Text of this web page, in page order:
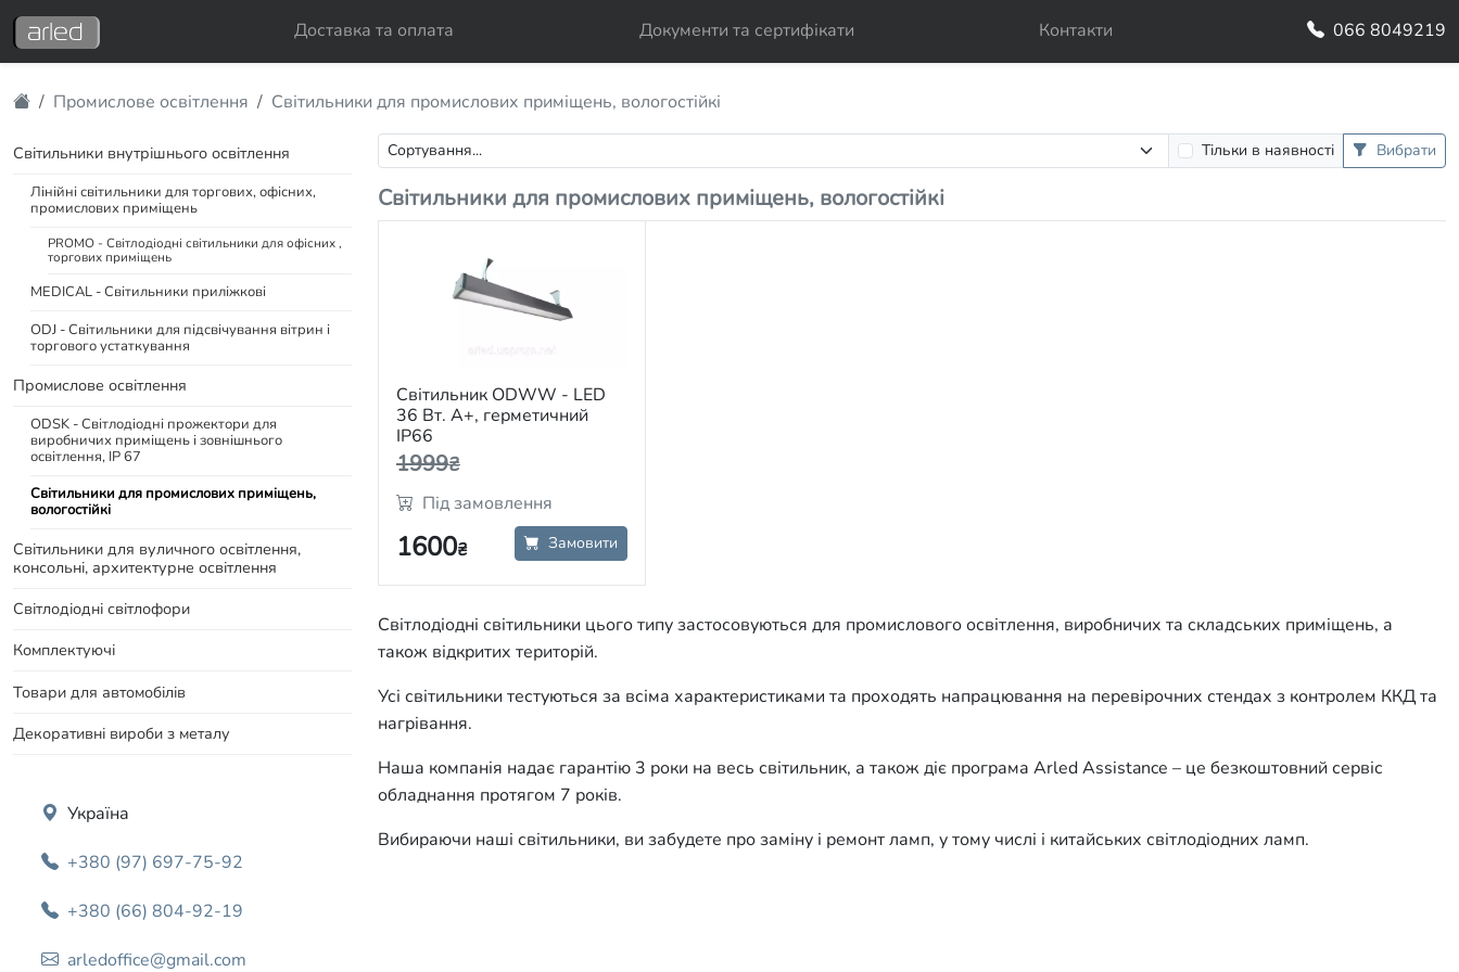
Доставка та оплата Документи та сертифікати Контакти 066 8049219
Промислове освітлення Світильники для промислових приміщень, вологостійкі
Світильники внутрішнього освітлення
Лінійні світильники для торгових, офісних,
промислових приміщень
PROMO - Світлодіодні світильники для офісних ,
торгових приміщень
MEDICAL - Світильники приліжкові
ODJ - Світильники для підсвічування вітрин і
торгового устаткування
Промислове освітлення
ODSK - Світлодіодні прожектори для
виробничих приміщень і зовнішнього
освітлення, IP 67
Світильники для промислових приміщень,
вологостійкі
Світильники для вуличного освітлення,
консольні, архитектурне освітлення
Світлодіодні світлофори
Комплектуючі
Товари для автомобілів
Декоративні вироби з металу
Україна
+380 (97) 697-75-92
+380 (66) 804-92-19
arledoffice@gmail.com
Тільки в наявності Вибрати
Світильники для промислових приміщень, вологостійкі
Світильник ODWW - LED
36 Вт. А+, герметичний
IP66
1999₴
Під замовлення
1600₴ Замовити
Світлодіодні світильники цього типу застосовуються для промислового освітлення, виробничих та складських приміщень, а
також відкритих територій.
Усі світильники тестуються за всіма характеристиками та проходять напрацювання на перевірочних стендах з контролем ККД та
нагрівання.
Наша компанія надає гарантію 3 роки на весь світильник, а також діє програма Arled Аssistance – це безкоштовний сервіс
обладнання протягом 7 років.
Вибираючи наші світильники, ви забудете про заміну і ремонт ламп, у тому числі і китайських світлодіодних ламп.